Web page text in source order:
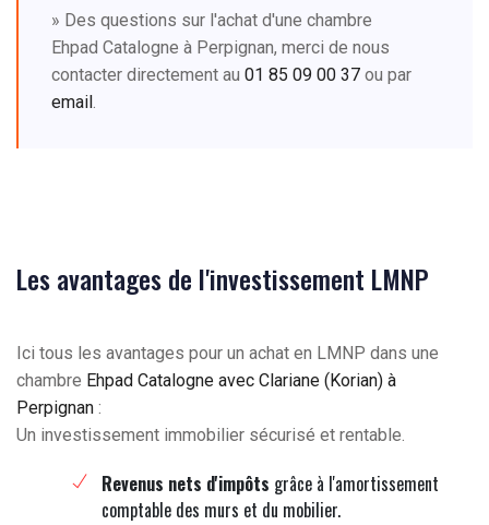
» Des questions sur l'achat d'une chambre
Ehpad Catalogne à Perpignan, merci de nous
contacter directement au 01 85 09 00 37 ou par
email.
Les avantages de l'investissement LMNP
Ici tous les avantages pour un achat en LMNP dans une
chambre Ehpad Catalogne avec Clariane (Korian) à
Perpignan :
Un investissement immobilier sécurisé et rentable.
Revenus nets d'impôts grâce à l'amortissement
comptable des murs et du mobilier.